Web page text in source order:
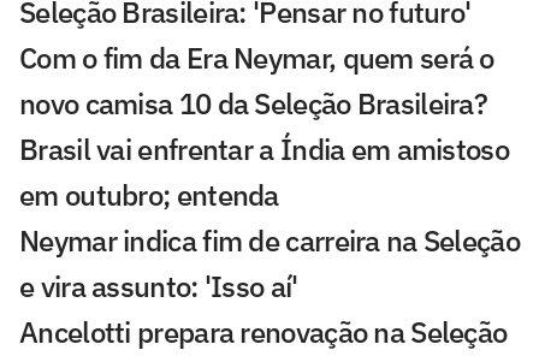
Seleção Brasileira: 'Pensar no futuro'
Com o fim da Era Neymar, quem será o
novo camisa 10 da Seleção Brasileira?
Brasil vai enfrentar a Índia em amistoso
em outubro; entenda
Neymar indica fim de carreira na Seleção
e vira assunto: 'Isso aí'
Ancelotti prepara renovação na Seleção